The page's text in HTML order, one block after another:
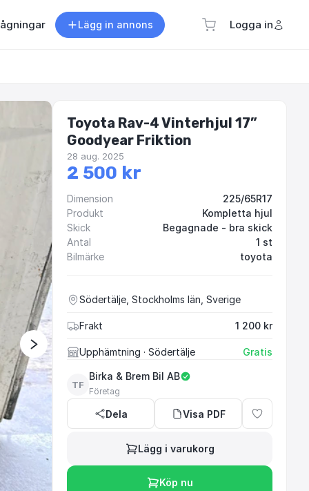
Lägg in annons Logga in
Begagnat
Toyota Rav-4 Vinterhjul 17”
Goodyear Friktion
28 aug. 2025
2 500 kr
Dimension
225/65R17
Produkt
Kompletta hjul
Skick
Begagnade - bra skick
Antal
1 st
Bilmärke
toyota
Södertälje, Stockholms län, Sverige
Frakt 1 200 kr
Upphämtning · Södertälje Gratis
TF
Birka & Brem Bil AB
Företag
Dela Visa PDF
Lägg i varukorg
Köp nu